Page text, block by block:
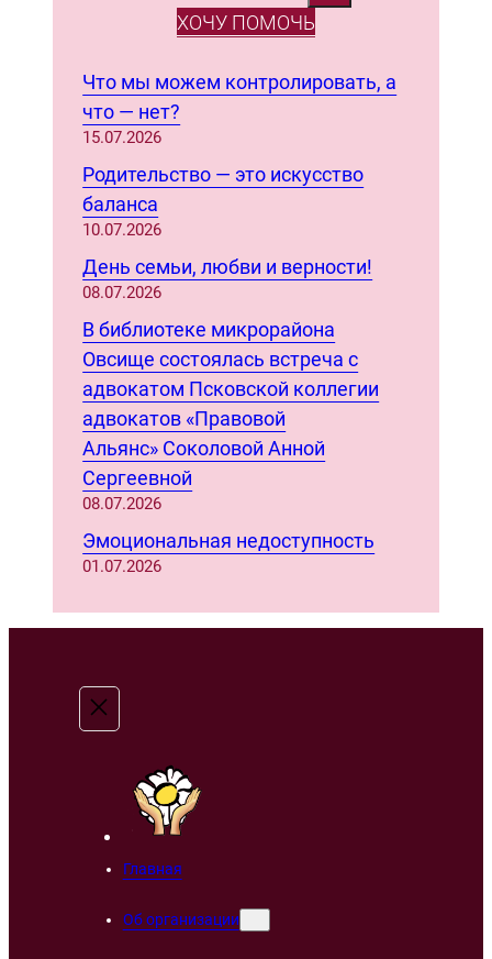
ХОЧУ ПОМОЧЬ
Что мы можем контролировать, а
что — нет?
15.07.2026
Родительство — это искусство
баланса
10.07.2026
День семьи, любви и верности!
08.07.2026
В библиотеке микрорайона
Овсище состоялась встреча с
адвокатом Псковской коллегии
адвокатов «Правовой
Альянс» Соколовой Анной
Сергеевной
08.07.2026
Эмоциональная недоступность
01.07.2026
Главная
Об организации